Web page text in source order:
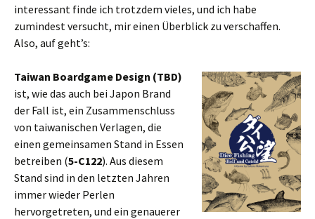
interessant finde ich trotzdem vieles, und ich habe
zumindest versucht, mir einen Überblick zu verschaffen.
Also, auf geht’s:
Taiwan Boardgame Design (TBD)
ist, wie das auch bei Japon Brand
der Fall ist, ein Zusammenschluss
von taiwanischen Verlagen, die
einen gemeinsamen Stand in Essen
betreiben (5-C122). Aus diesem
Stand sind in den letzten Jahren
immer wieder Perlen
hervorgetreten, und ein genauerer